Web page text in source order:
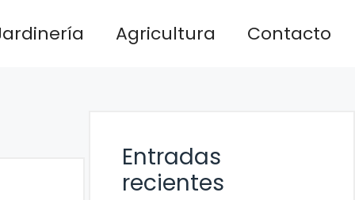
Agricultura Contacto
Entradas
recientes